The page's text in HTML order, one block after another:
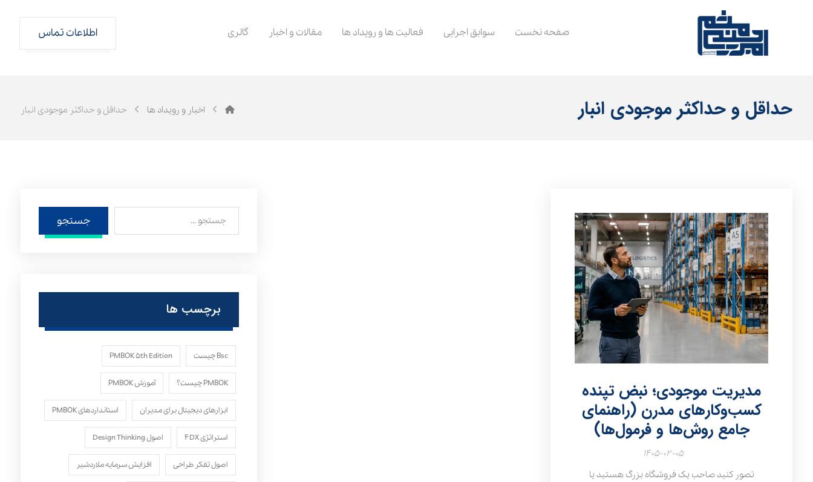
صفحه نخست سوابق اجرایی فعالیت ها و رویداد ها مقالات و اخبار گالری اطلاعات تماس
حداقل و حداکثر موجودی انبار اخبار و رویداد ها حداقل و حداکثر موجودی انبار
مدیریت موجودی؛ نبض تپنده
کسب‌وکارهای مدرن (راهنمای
جامع روش‌ها و فرمول‌ها)
۱۴۰۵-۰۲-۰۵
تصور کنید صاحب یک فروشگاه بزرگ هستید یا
جستجو
برچسب ها
Bsc چیست PMBOK ۵th Edition
PMBOK چیست؟ آموزش PMBOK
ابزارهای دیجیتال برای مدیران استانداردهای PMBOK
استراتژی ۴DX اصول Design Thinking
اصول تفکر طراحی افزایش سرمایه ملاردشیر